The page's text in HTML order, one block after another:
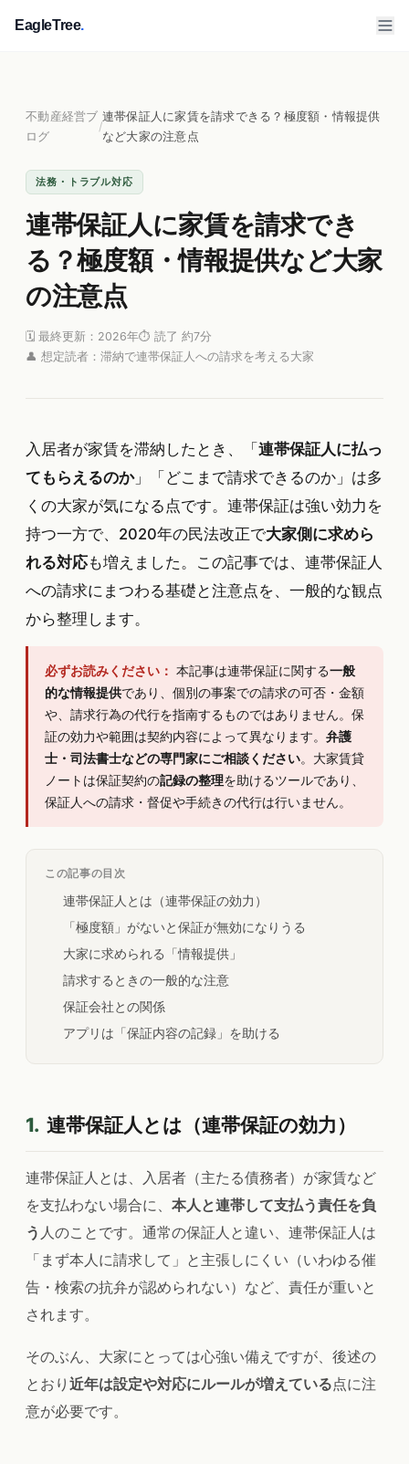
EagleTree.
不動産経営ブ
ログ
/
連帯保証人に家賃を請求できる？極度額・情報提供
など大家の注意点
法務・トラブル対応
連帯保証人に家賃を請求でき
る？極度額・情報提供など大家
の注意点
🗓 最終更新：2026年⏱ 読了 約7分
👤 想定読者：滞納で連帯保証人への請求を考える大家
入居者が家賃を滞納したとき、「 連帯保証人に払っ
てもらえるのか」「どこまで請求できるのか」は多
くの大家が気になる点です。連帯保証は強い効力を
持つ一方で、2020年の民法改正で大家側に求めら
れる対応も増えました。この記事では、連帯保証人
への請求にまつわる基礎と注意点を、一般的な観点
から整理します。
必ずお読みください： 本記事は連帯保証に関する一般
的な情報提供であり、個別の事案での請求の可否・金額
や、請求行為の代行を指南するものではありません。保
証の効力や範囲は契約内容によって異なります。 弁護
士・司法書士などの専門家にご相談ください。大家賃貸
ノートは保証契約の記録の整理を助けるツールであり、
保証人への請求・督促や手続きの代行は行いません。
この記事の目次
連帯保証人とは（連帯保証の効力）
「極度額」がないと保証が無効になりうる
大家に求められる「情報提供」
請求するときの一般的な注意
保証会社との関係
アプリは「保証内容の記録」を助ける
1. 連帯保証人とは（連帯保証の効力）
連帯保証人とは、入居者（主たる債務者）が家賃など
を支払わない場合に、 本人と連帯して支払う責任を負
う 人のことです。通常の保証人と違い、連帯保証人は
「まず本人に請求して」と主張しにくい（いわゆる催
告・検索の抗弁が認められない）など、責任が重いと
されます。
そのぶん、大家にとっては心強い備えですが、後述の
とおり 近年は設定や対応にルールが増えている点に注
意が必要です。